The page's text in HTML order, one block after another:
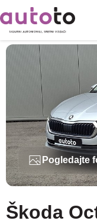
Naslovnica Rabljena
Pogledajte
Škoda